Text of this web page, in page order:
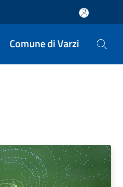
Comune di Varzi